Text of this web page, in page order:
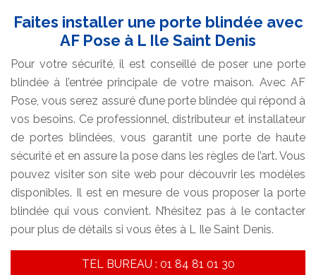
Faites installer une porte blindée avec
AF Pose à L Ile Saint Denis
Pour votre sécurité, il est conseillé de poser une porte
blindée à l’entrée principale de votre maison. Avec AF
Pose, vous serez assuré d’une porte blindée qui répond à
vos besoins. Ce professionnel, distributeur et installateur
de portes blindées, vous garantit une porte de haute
sécurité et en assure la pose dans les règles de l’art. Vous
pouvez visiter son site web pour découvrir les modèles
disponibles. Il est en mesure de vous proposer la porte
blindée qui vous convient. N’hésitez pas à le contacter
pour plus de détails si vous êtes à L Ile Saint Denis.
TEL BUREAU : 01 84 81 01 30